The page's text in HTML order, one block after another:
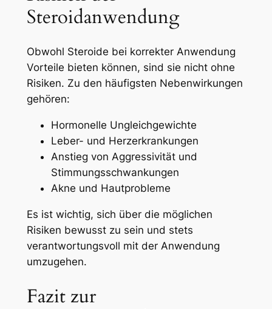
Steroidanwendung
Obwohl Steroide bei korrekter Anwendung
Vorteile bieten können, sind sie nicht ohne
Risiken. Zu den häufigsten Nebenwirkungen
gehören:
Hormonelle Ungleichgewichte
Leber- und Herzerkrankungen
Anstieg von Aggressivität und
Stimmungsschwankungen
Akne und Hautprobleme
Es ist wichtig, sich über die möglichen
Risiken bewusst zu sein und stets
verantwortungsvoll mit der Anwendung
umzugehen.
Fazit zur